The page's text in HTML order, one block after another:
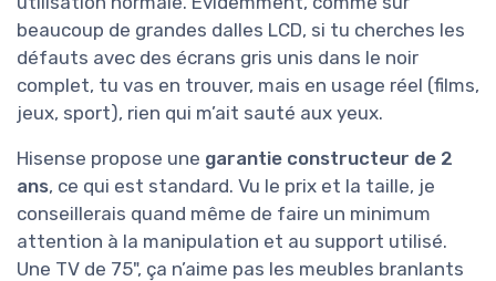
beaucoup de grandes dalles LCD, si tu cherches les
défauts avec des écrans gris unis dans le noir
complet, tu vas en trouver, mais en usage réel (films,
jeux, sport), rien qui m’ait sauté aux yeux.
Hisense propose une garantie constructeur de 2
ans, ce qui est standard. Vu le prix et la taille, je
conseillerais quand même de faire un minimum
attention à la manipulation et au support utilisé.
Une TV de 75", ça n’aime pas les meubles branlants